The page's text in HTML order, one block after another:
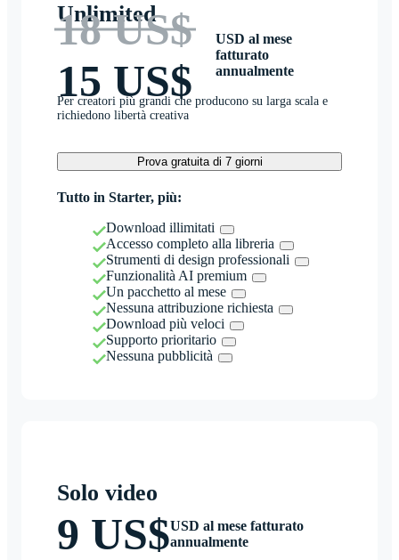
Unlimited
18 US$
15 US$
USD al mese
fatturato
annualmente
Per creatori più grandi che producono su larga scala e
richiedono libertà creativa
Prova gratuita di 7 giorni
Tutto in Starter, più:
Download illimitati
Accesso completo alla libreria
Strumenti di design professionali
Funzionalità AI premium
Un pacchetto al mese
Nessuna attribuzione richiesta
Download più veloci
Supporto prioritario
Nessuna pubblicità
Solo video
9 US$USD al mese fatturato
annualmente